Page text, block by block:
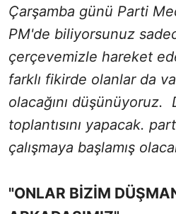
Çarşamba günü Parti
PM'de biliyorsunuz
çerçevemizle hareket
farklı fikirde olanlar da
olacağını
toplantısını yapacak.
çalışmaya başlamış
"ONLAR BİZİM